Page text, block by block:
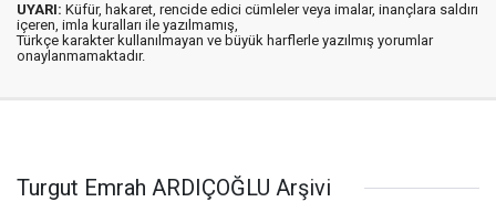
UYARI: Küfür, hakaret, rencide edici cümleler veya imalar, inançlara saldırı
içeren, imla kuralları ile yazılmamış,
Türkçe karakter kullanılmayan ve büyük harflerle yazılmış yorumlar
onaylanmamaktadır.
Turgut Emrah ARDIÇOĞLU Arşivi